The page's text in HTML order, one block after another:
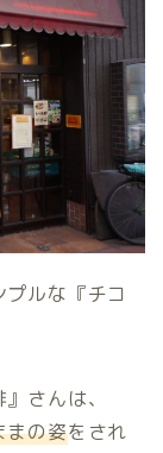
ルな『チコ
さんは、
まの姿をされ